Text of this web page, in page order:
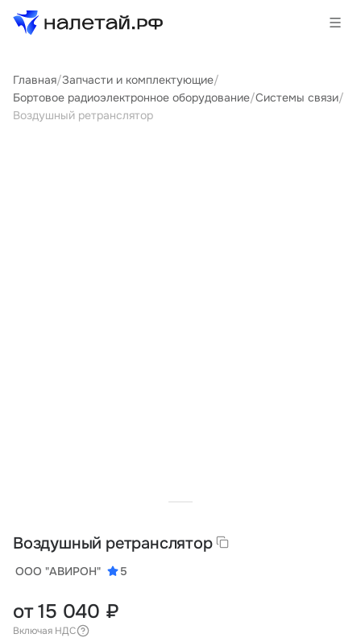
Товары
Услуги
Главная/Запчасти и комплектующие/
Бортовое радиоэлектронное оборудование/Системы связи/
Воздушный ретранслятор
Воздушный ретранслятор
ООО "АВИРОН" 5
от 15 040 ₽
Включая НДС